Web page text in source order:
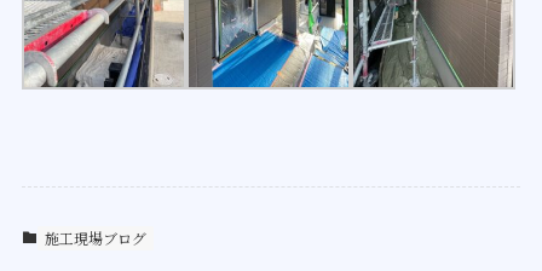
施工現場ブログ